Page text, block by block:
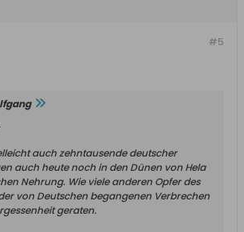
#5
auch zehntausende deutscher
auch heute noch in den Dünen von Hela
Nehrung. Wie viele anderen Opfer des
von Deutschen begangenen Verbrechen
geraten.